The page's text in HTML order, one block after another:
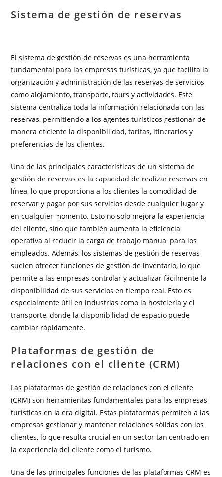
Sistema de gestión de reservas
El sistema de gestión de reservas es una herramienta
fundamental para las empresas turísticas, ya que facilita la
organización y administración de las reservas de servicios
como alojamiento, transporte, tours y actividades. Este
sistema centraliza toda la información relacionada con las
reservas, permitiendo a los agentes turísticos gestionar de
manera eficiente la disponibilidad, tarifas, itinerarios y
preferencias de los clientes.
Una de las principales características de un sistema de
gestión de reservas es la capacidad de realizar reservas en
línea, lo que proporciona a los clientes la comodidad de
reservar y pagar por sus servicios desde cualquier lugar y
en cualquier momento. Esto no solo mejora la experiencia
del cliente, sino que también aumenta la eficiencia
operativa al reducir la carga de trabajo manual para los
empleados. Además, los sistemas de gestión de reservas
suelen ofrecer funciones de gestión de inventario, lo que
permite a las empresas controlar y actualizar fácilmente la
disponibilidad de sus servicios en tiempo real. Esto es
especialmente útil en industrias como la hostelería y el
transporte, donde la disponibilidad de espacio puede
cambiar rápidamente.
Plataformas de gestión de
relaciones con el cliente (CRM)
Las plataformas de gestión de relaciones con el cliente
(CRM) son herramientas fundamentales para las empresas
turísticas en la era digital. Estas plataformas permiten a las
empresas gestionar y mantener relaciones sólidas con los
clientes, lo que resulta crucial en un sector tan centrado en
la experiencia del cliente como el turismo.
Una de las principales funciones de las plataformas CRM es